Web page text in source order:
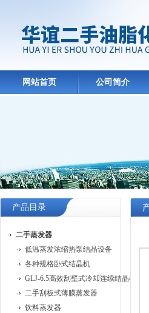
网站首页 公司简介
产品目录
二手蒸发器
低温蒸发浓缩热泵结晶设备
各种规格卧式结晶机
GLJ-6.5高效刮壁式冷却连续结晶机
二手刮板式薄膜蒸发器
饮料蒸发器